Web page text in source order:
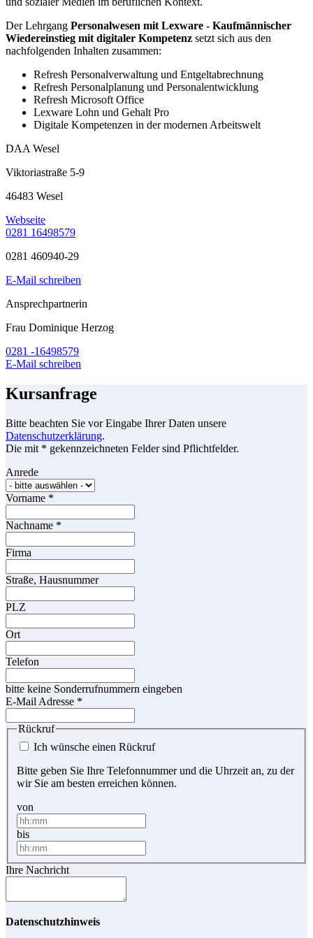
Der Lehrgang Personalwesen mit Lexware - Kaufmännischer
Wiedereinstieg mit digitaler Kompetenz setzt sich aus den
nachfolgenden Inhalten zusammen:
Refresh Personalverwaltung und Entgeltabrechnung
Refresh Personalplanung und Personalentwicklung
Refresh Microsoft Office
Lexware Lohn und Gehalt Pro
Digitale Kompetenzen in der modernen Arbeitswelt
DAA Wesel
Viktoriastraße 5-9
46483 Wesel
Webseite
0281 16498579
0281 460940-29
E-Mail schreiben
Ansprechpartnerin
Frau Dominique Herzog
0281 -16498579
E-Mail schreiben
Kursanfrage
Bitte beachten Sie vor Eingabe Ihrer Daten unsere
Datenschutzerklärung.
Die mit * gekennzeichneten Felder sind Pflichtfelder.
Anrede
Vorname *
Nachname *
Firma
Straße, Hausnummer
PLZ
Ort
Telefon
bitte keine Sonderrufnummern eingeben
E-Mail Adresse *
Rückruf
Ich wünsche einen Rückruf
Bitte geben Sie Ihre Telefonnummer und die Uhrzeit an, zu der
wir Sie am besten erreichen können.
von
bis
Ihre Nachricht
Datenschutzhinweis